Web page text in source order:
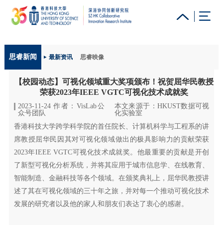
更多科大概览
科大新闻 学术部门索引
校园地图及指南 工作@科大 教授简录 认识科大
思睿新闻 最新资讯 思睿映像
【校园动态】可视化领域重大奖项颁布！祝贺屈华民教授
荣获2023年IEEE VGTC可视化技术成就奖
2023-11-24 作者：VisLab公
众号团队
本文来源于：HKUST数据可视
化实验室
香港科技大学跨学科学院的首任院长、计算机科学与工程系的讲
席教授屈华民因其对可视化领域做出的极具影响力的贡献荣获
2023年IEEE VGTC可视化技术成就奖。他最重要的贡献是开创
了新型可视化分析系统，并将其应用于城市信息学、在线教育、
智能制造、金融科技等各个领域。在颁奖典礼上，屈华民教授讲
述了其在可视化领域的三十年之旅，并对每一个推动可视化技术
发展的研究者以及他的家人和朋友们表达了衷心的感谢。